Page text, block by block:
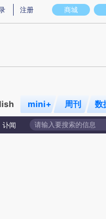
图存在偏差。不代表财新观点和立
商城
注册
mini+ 周刊 数
讣闻